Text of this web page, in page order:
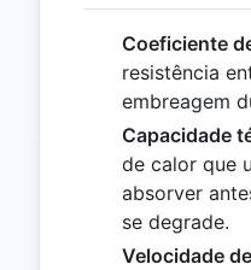
Coeficiente
resistência
embreagem
Capacidade
de calor que
absorver
se degrade.
Velocidade